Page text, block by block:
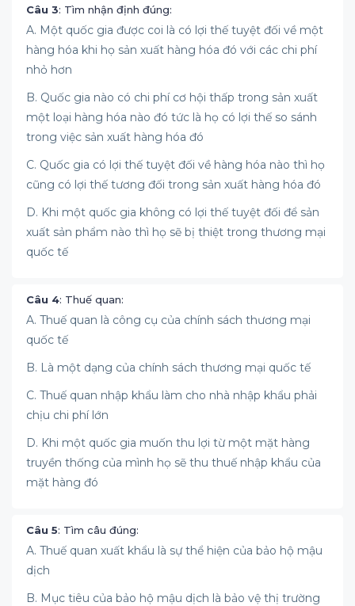
Câu 3: Tìm nhận định đúng:
A. Một quốc gia được coi là có lợi thế tuyệt đối về một
hàng hóa khi họ sản xuất hàng hóa đó với các chi phí
nhỏ hơn
B. Quốc gia nào có chi phí cơ hội thấp trong sản xuất
một loại hàng hóa nào đó tức là họ có lợi thế so sánh
trong việc sản xuất hàng hóa đó
C. Quốc gia có lợi thế tuyệt đối về hàng hóa nào thì họ
cũng có lợi thế tương đối trong sản xuất hàng hóa đó
D. Khi một quốc gia không có lợi thế tuyệt đối để sản
xuất sản phẩm nào thì họ sẽ bị thiệt trong thương mại
quốc tế
Câu 4: Thuế quan:
A. Thuế quan là công cụ của chính sách thương mại
quốc tế
B. Là một dạng của chính sách thương mại quốc tế
C. Thuế quan nhập khẩu làm cho nhà nhập khẩu phải
chịu chi phí lớn
D. Khi một quốc gia muốn thu lợi từ một mặt hàng
truyền thống của mình họ sẽ thu thuế nhập khẩu của
mặt hàng đó
Câu 5: Tìm câu đúng:
A. Thuế quan xuất khẩu là sự thể hiện của bảo hộ mậu
dịch
B. Mục tiêu của bảo hộ mậu dịch là bảo vệ thị trường